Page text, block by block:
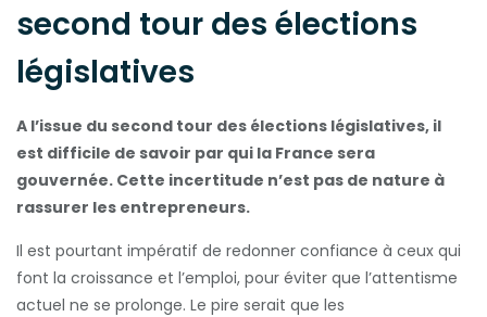
second tour des élections
législatives
A l’issue du second tour des élections législatives, il
est difficile de savoir par qui la France sera
gouvernée. Cette incertitude n’est pas de nature à
rassurer les entrepreneurs.
Il est pourtant impératif de redonner confiance à ceux qui
font la croissance et l’emploi, pour éviter que l’attentisme
actuel ne se prolonge. Le pire serait que les